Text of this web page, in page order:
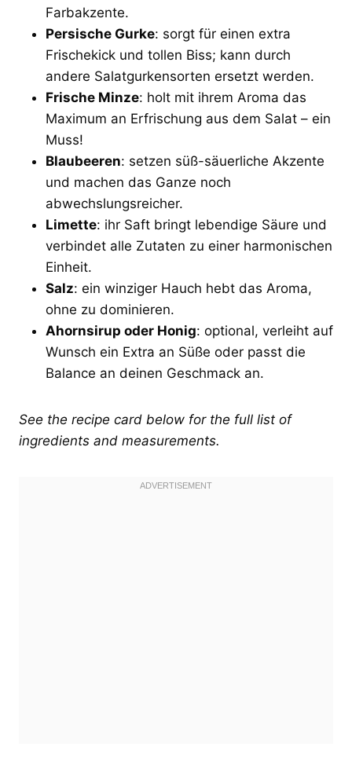
Farbakzente.
Persische Gurke: sorgt für einen extra
Frischekick und tollen Biss; kann durch
andere Salatgurkensorten ersetzt werden.
Frische Minze: holt mit ihrem Aroma das
Maximum an Erfrischung aus dem Salat – ein
Muss!
Blaubeeren: setzen süß-säuerliche Akzente
und machen das Ganze noch
abwechslungsreicher.
Limette: ihr Saft bringt lebendige Säure und
verbindet alle Zutaten zu einer harmonischen
Einheit.
Salz: ein winziger Hauch hebt das Aroma,
ohne zu dominieren.
Ahornsirup oder Honig: optional, verleiht auf
Wunsch ein Extra an Süße oder passt die
Balance an deinen Geschmack an.
See the recipe card below for the full list of
ingredients and measurements.